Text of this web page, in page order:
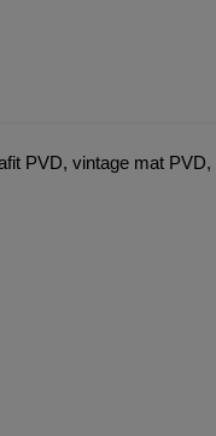
PVD, vintage mat